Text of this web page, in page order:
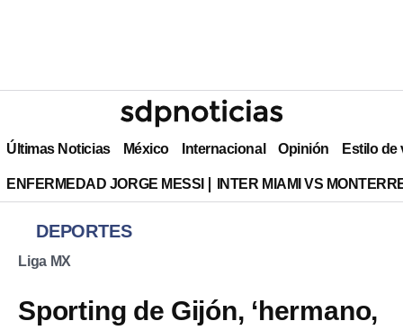
Últimas Noticias México Internacional Opinión Estilo de
ENFERMEDAD JORGE MESSI INTER MIAMI VS
DEPORTES
Liga MX
Sporting de Gijón, ‘hermano,